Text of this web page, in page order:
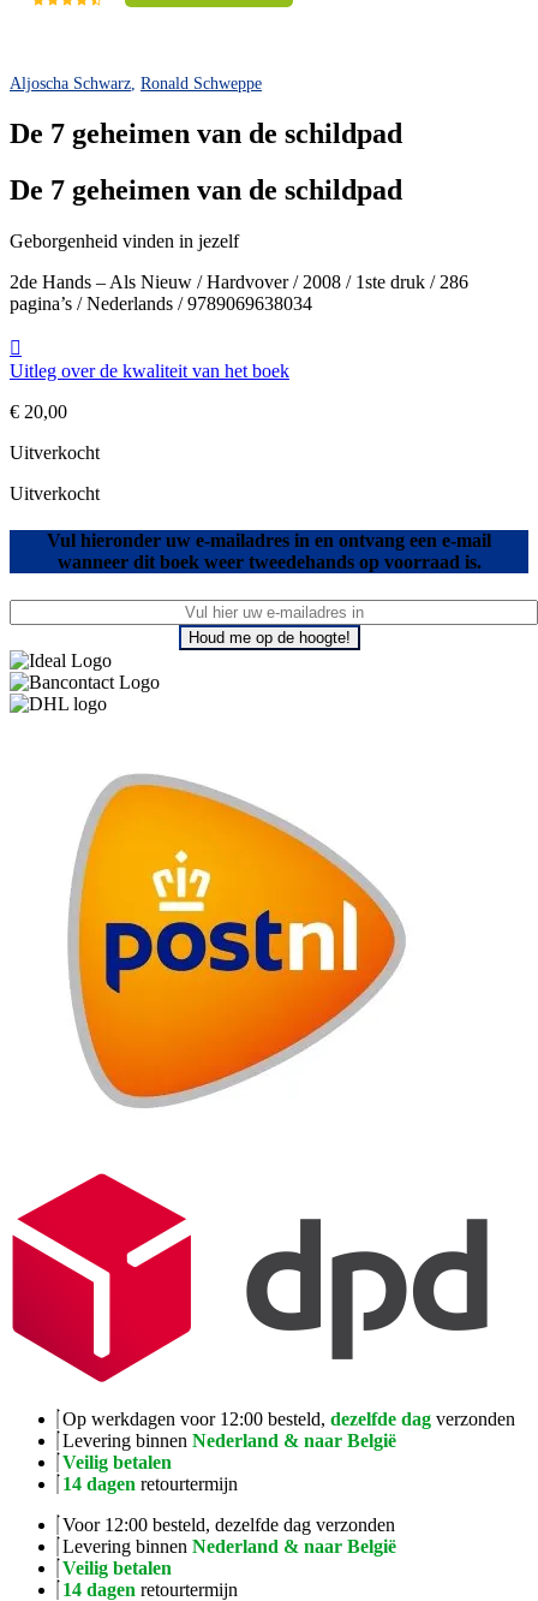
Aljoscha Schwarz, Ronald Schweppe
De 7 geheimen van de schildpad
De 7 geheimen van de schildpad
Geborgenheid vinden in jezelf
2de Hands – Als Nieuw / Hardvover / 2008 / 1ste druk / 286
pagina’s / Nederlands / 9789069638034
Uitleg over de kwaliteit van het boek
€ 20,00
Uitverkocht
Uitverkocht
Vul hieronder uw e-mailadres in en ontvang een e-mail
wanneer dit boek weer tweedehands op voorraad is.
Houd me op de hoogte!
Op werkdagen voor 12:00 besteld, dezelfde dag verzonden
Levering binnen Nederland & naar België
Veilig betalen
14 dagen retourtermijn
Voor 12:00 besteld, dezelfde dag verzonden
Levering binnen Nederland & naar België
Veilig betalen
14 dagen retourtermijn